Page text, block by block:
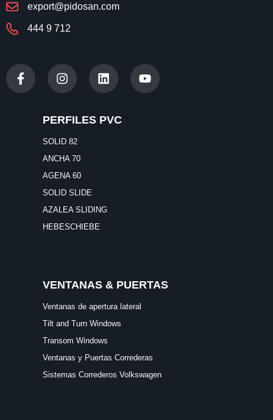
export@pidosan.com
444 9 712
PERFILES PVC
SOLID 82
ANCHA 70
AGENA 60
SOLID SLIDE
AZALEA SLIDING
HEBESCHIEBE
VENTANAS & PUERTAS
Ventanas de apertura lateral
Tilt and Turn Windows
Transom Windows
Ventanas y Puertas Correderas
Sistemas Correderos Volkswagen